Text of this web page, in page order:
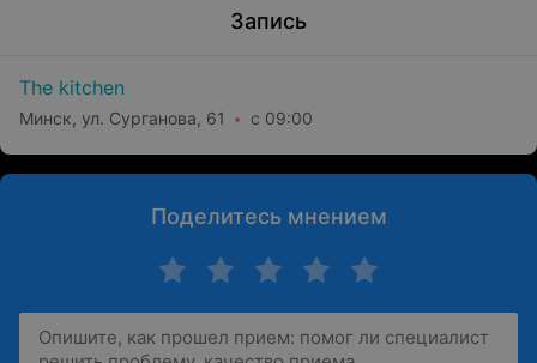
Запись
The kitchen
Минск, ул. Сурганова, 61 с 09:00
Поделитесь мнением